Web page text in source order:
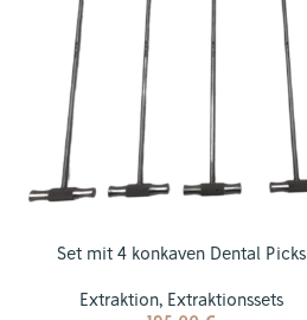
Set mit 4 konkaven Dental Picks
Extraktion, Extraktionssets